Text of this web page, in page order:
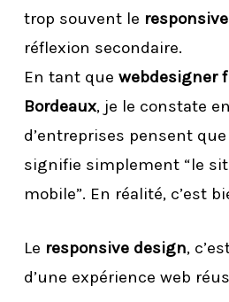
trop souvent le
réflexion secondaire.
En tant que webdesigner
Bordeaux, je le constate
d’entreprises pensent
signifie simplement “le
mobile”. En réalité, c’est
Le responsive design,
d’une expérience web